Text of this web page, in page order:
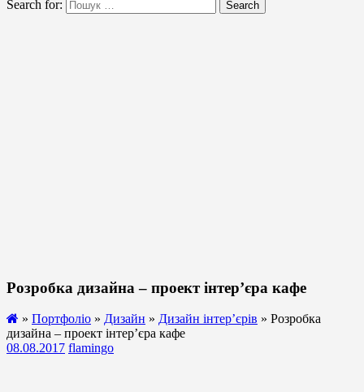
Search for: Search
Розробка дизайна – проект інтер’єра кафе
» Портфоліо » Дизайн » Дизайн інтер’єрів » Розробка
дизайна – проект інтер’єра кафе
08.08.2017 flamingo